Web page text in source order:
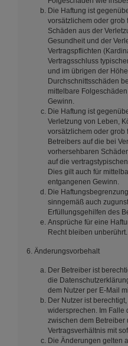
Die Haftung ist
vorsätzlichem oder grob
Schäden aus der
Gesundheit und der
Vertragspflichten
Vertragsschluss
und im übrigen der
Durchschnittsschäden
mittelbare
Gewinn.
Die Haftung ist
Verletzung von Leben,
vorsätzlichem oder grob
Betreibers auf die bei
vorhersehbaren
auf die
Dies gilt auch für
entgangenen Gewinn.
Die
sinngemäß auch
Erfüllungsgehilfen des
Ansprüche für eine
Recht bleiben unberührt.
6. Änderungsvorbehalt
Der Betreiber ist
die
dem Nutzer per E-Mail
Der Nutzer ist
widersprechen. Im Falle
zwischen dem Betreiber
Vertragsverhältnis mit
Die Änderungen gelten